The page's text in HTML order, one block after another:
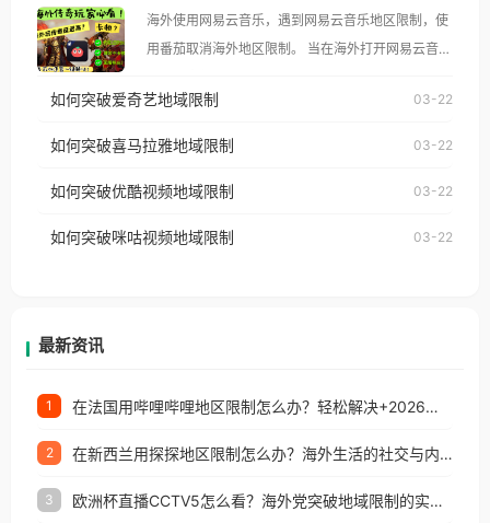
像其他音乐平台一样，出现地区及版权限制问题，且
仅能在中国大陆地区播放。 遇到这个问题的朋友们，
使用番茄回国加速器，即可解决「海外用户收听腾讯
台湾、美国、加拿大、澳大利亚、欧洲等国家和地区
权限制所困扰。
海外使用网易云音乐，遇到网易云音乐地区限制，使
用番茄取消海外地区限制。 当在海外打开网易云音
播放”的提示语。 海外用户如香港、澳门、台湾、美
国、加拿大、澳大利亚、欧洲等国家和地区时，网易
制问题，且仅能在中国大陆地区播放。 遇到这个问题
户收听网易云音乐地区版权限制」的问题，无论人在
如何突破爱奇艺地域限制 03-22
如何突破喜马拉雅地域限制 03-22
如何突破优酷视频地域限制 03-22
如何突破咪咕视频地域限制 03-22
最新资讯
1 在法国用哔哩哔哩地区限制怎么办？轻松解决+2026世界杯看球攻略
2 在新西兰用探探地区限制怎么办？海外生活的社交与内容之困
3 欧洲杯直播CCTV5怎么看？海外党突破地域限制的实用指南